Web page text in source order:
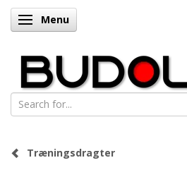
Toggle navigation
Menu
Træningsdragter